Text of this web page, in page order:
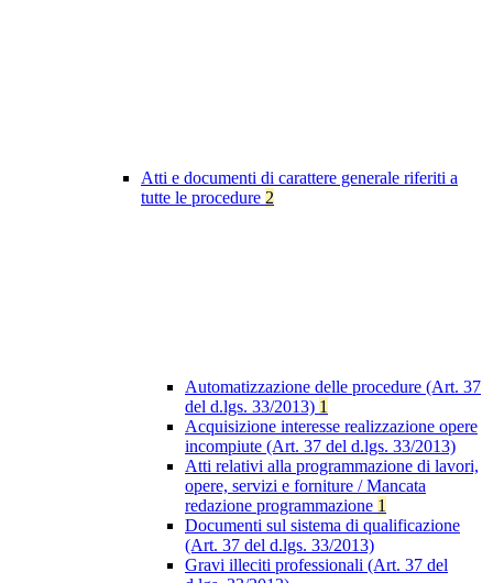
Atti e documenti di carattere generale riferiti a
tutte le procedure 2
Automatizzazione delle procedure (Art. 37
del d.lgs. 33/2013) 1
Acquisizione interesse realizzazione opere
incompiute (Art. 37 del d.lgs. 33/2013)
Atti relativi alla programmazione di lavori,
opere, servizi e forniture / Mancata
redazione programmazione 1
Documenti sul sistema di qualificazione
(Art. 37 del d.lgs. 33/2013)
Gravi illeciti professionali (Art. 37 del